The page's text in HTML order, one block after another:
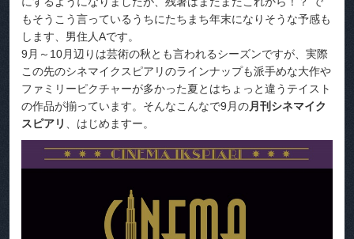
もそうこう言っているうちにたちまち年末になりそうな予感も
します、男住人Aです。
9月～10月辺りは芸術の秋とも言われるシーズンですが、実際
この先のシネマイクスピアリのラインナップも派手めな大作や
ファミリーピクチャーが多かった夏とはちょっと違うテイスト
の作品が揃っています。そんなこんなで9月の月刊シネマイク
スピアリ
、はじめますー。